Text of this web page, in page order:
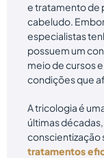
e tratamento de
cabeludo.
especialistas
possuem um
meio de cursos
condições que
A tricologia é
últimas
conscientização
tratamentos